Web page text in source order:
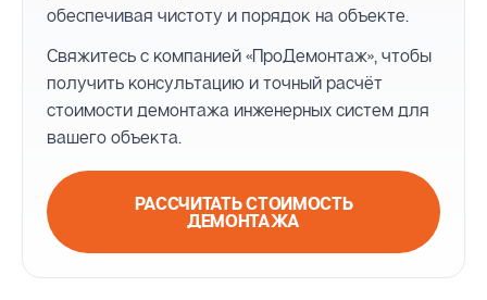
обеспечивая чистоту и порядок на объекте.
Свяжитесь с компанией «ПроДемонтаж», чтобы
получить консультацию и точный расчёт
стоимости демонтажа инженерных систем для
вашего объекта.
РАССЧИТАТЬ СТОИМОСТЬ
ДЕМОНТАЖА